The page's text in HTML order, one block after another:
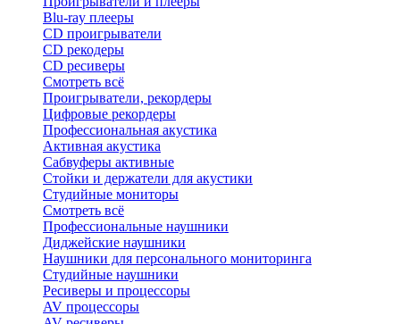
Blu-ray плееры
CD проигрыватели
CD рекодеры
CD ресиверы
Смотреть всё
Проигрыватели, рекордеры
Цифровые рекордеры
Профессиональная акустика
Активная акустика
Сабвуферы активные
Стойки и держатели для акустики
Студийные мониторы
Смотреть всё
Профессиональные наушники
Диджейские наушники
Наушники для персонального мониторинга
Студийные наушники
Ресиверы и процессоры
AV процессоры